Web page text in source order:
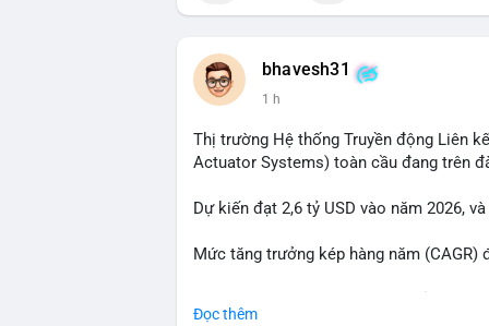
đang tái phân bổ tài sản giữa các ví
áp lực bán ngắn hạn có thể xuất hiện,
Lời khuyên ngắn gọn cho nhà đầu tư
trọng đòn bẩy. Ngược lại, nếu BTC
tích cực.
#23dot14btc #chuyenvilanh #aplucban
bhavesh31
1 h
Thị trường Hệ thống Truyền động Liên
Actuator Systems) toàn cầu đang trên
Dự kiến đạt 2,6 tỷ USD vào năm 2026,
Mức tăng trưởng kép hàng năm (CAGR)
Đọc thêm